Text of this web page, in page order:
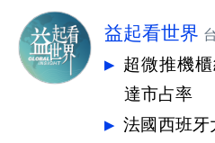
益起看世界
超微推機
達市占率
法國西班